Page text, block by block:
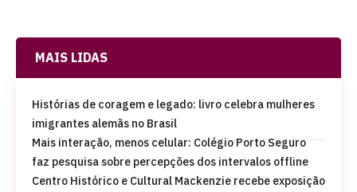
MAIS LIDAS
Histórias de coragem e legado: livro celebra mulheres
imigrantes alemãs no Brasil
Mais interação, menos celular: Colégio Porto Seguro
faz pesquisa sobre percepções dos intervalos offline
Centro Histórico e Cultural Mackenzie recebe exposição